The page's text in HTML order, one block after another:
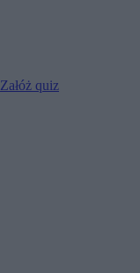
Załóż quiz